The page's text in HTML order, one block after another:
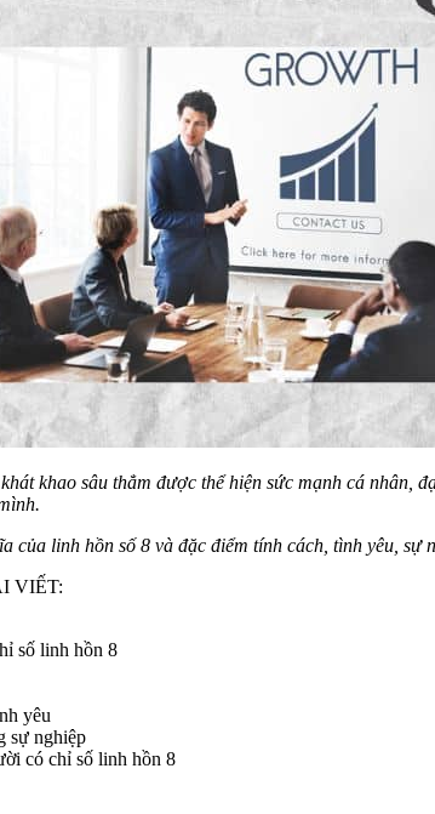
khao sâu thẳm được thể hiện sức mạnh cá
của linh hồn số 8 và đặc điểm tính cách, tình yêu,
VIẾT:
số linh hồn 8
yêu
sự nghiệp
có chỉ số linh hồn 8